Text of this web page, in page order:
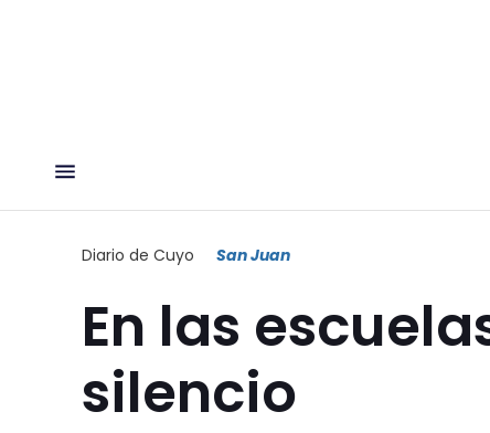
Diario de Cuyo San Juan
En las
silencio